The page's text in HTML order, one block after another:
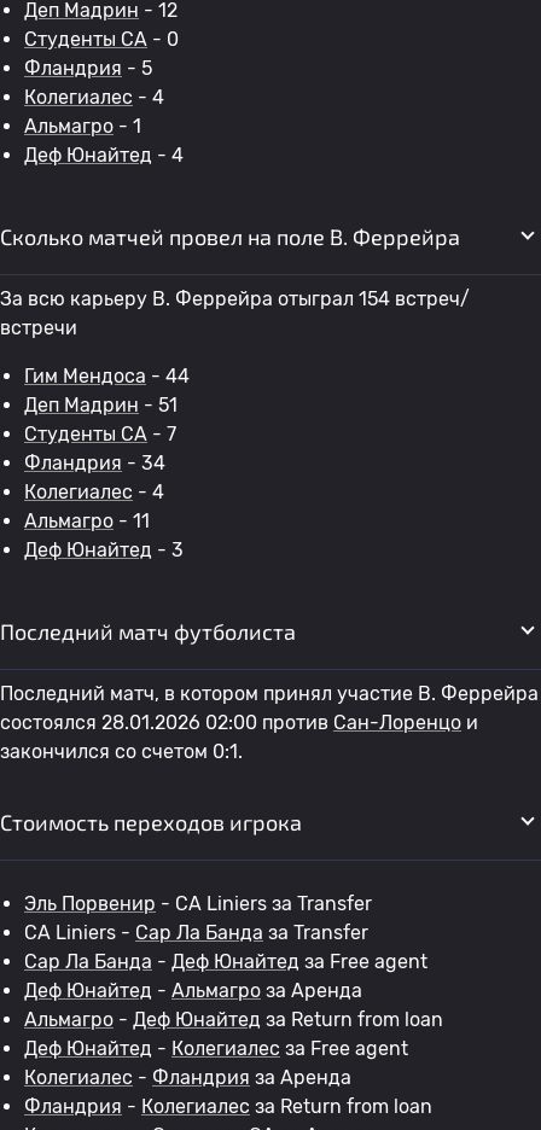
Деп Мадрин - 12
Студенты CA - 0
Фландрия - 5
Колегиалес - 4
Альмагро - 1
Деф Юнайтед - 4
Сколько матчей провел на поле B. Феррейра
За всю карьеру B. Феррейра отыграл 154 встреч/
встречи
Гим Мендоса - 44
Деп Мадрин - 51
Студенты CA - 7
Фландрия - 34
Колегиалес - 4
Альмагро - 11
Деф Юнайтед - 3
Последний матч футболиста
Последний матч, в котором принял участие B. Феррейра
состоялся 28.01.2026 02:00 против Сан-Лоренцо и
закончился со счетом 0:1.
Стоимость переходов игрока
Эль Порвенир - CA Liniers за Transfer
CA Liniers - Сар Ла Банда за Transfer
Сар Ла Банда - Деф Юнайтед за Free agent
Деф Юнайтед - Альмагро за Аренда
Альмагро - Деф Юнайтед за Return from loan
Деф Юнайтед - Колегиалес за Free agent
Колегиалес - Фландрия за Аренда
Фландрия - Колегиалес за Return from loan